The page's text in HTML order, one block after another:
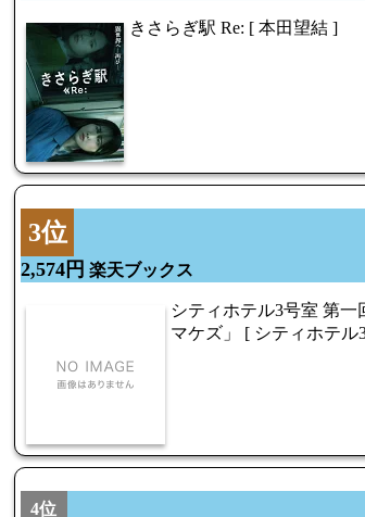
きさらぎ駅 Re: [ 本田望結 ]
3位
2,574円 楽天ブックス
シティホテル3号室 第
マケズ」 [ シティホテル
4位